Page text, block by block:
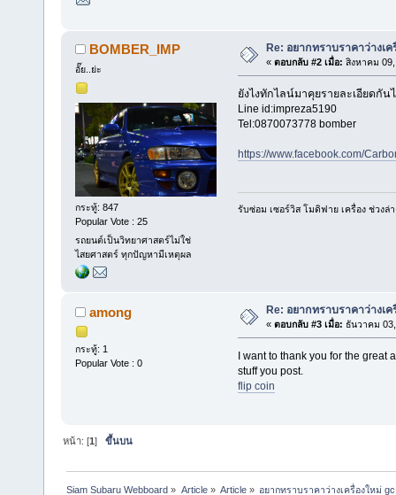
BOMBER_IMP
อั๊ย..ย่ะ
กระทู้: 847
Popular Vote : 25
รถยนต์เป็นวิทยาศาสตร์ไม่ใช่
ไสยศาสตร์ ทุกปัญหามีเหตุผล
Re: อยากทราบราคาว่างเ
« ตอบกลับ #2 เมื่อ: สิงหาคม
ยังไงทักไลน์มาคุยรายละเอียดกัน
Line id:impreza5190
Tel:0870073778 bomber
https://www.facebook.com/
รับซ่อม เซอร์วิส โมดิฟาย เครื่อง ช่วง
among
กระทู้: 1
Popular Vote : 0
Re: อยากทราบราคาว่างเ
« ตอบกลับ #3 เมื่อ: ธันวาคม
I want to thank you for the
stuff you post.
flip coin
หน้า: [1]ขึ้นบน
Siam Subaru Webboard » Article» Article» อยากทราบราคาว่างเครื่องใหม่